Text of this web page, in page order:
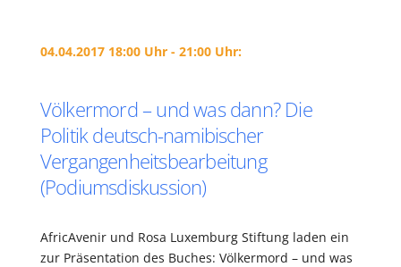
04.04.2017 18:00 Uhr - 21:00 Uhr:
Völkermord – und was dann? Die
Politik deutsch-namibischer
Vergangenheitsbearbeitung
(Podiumsdiskussion)
AfricAvenir und Rosa Luxemburg Stiftung laden ein
zur Präsentation des Buches: Völkermord – und was